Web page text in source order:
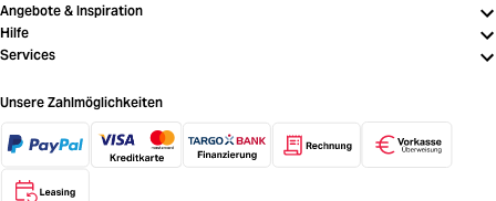
Angebote & Inspiration
Hilfe
Services
Unsere Zahlmöglichkeiten